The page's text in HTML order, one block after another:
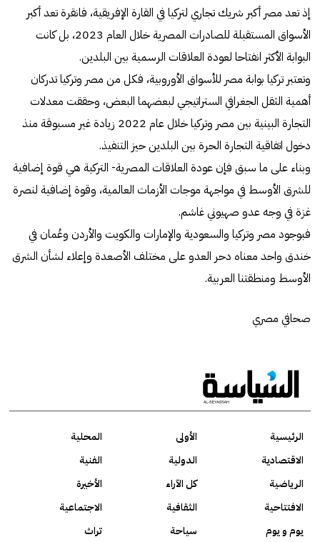
إذ تعد مصر أكبر شريك تجاري لتركيا في القارة الإفريقية، فانقرة تعد أكبر
الأسواق المستقبلة للصادرات المصرية خلال العام 2023، بل كانت
البوابة الأكثر انفتاحا لعودة العلاقات الرسمية بين البلدين.
وتعتبر تركيا بوابة مصر للأسواق الأوروبية، فكل من مصر وتركيا تدركان
أهمية الثقل الجغرافي الستراتيجي لبعضهما البعض، وحققت معدلات
التجارة البينية بين مصر وتركيا خلال عام 2022 زيادة غير مسبوقة منذ
دخول اتفاقية التجارة الحرة بين البلدين حيز التنفيذ.
وبناء على ما سبق فإن عودة العلاقات المصرية- التركية هي قوة إضافية
للشرق الأوسط في مواجهة موجات الأزمات العالمية، وقوة إضافية لنصرة
غزة في وجه عدو صهيوني غاشم.
فبوجود مصر وتركيا والسعودية والإمارات والكويت والأردن وعُمان في
خندق واحد معناه دحر العدو على مختلف الأصعدة وإعلاء لشأن الشرق
الأوسط ومنطقتنا العربية.
صحافي مصري
الرئيسية الأولى
المحلية
الاقتصادية
الدولية
الفنية
الرياضية
كل الآراء
الأخيرة
الافتتاحية
الثقافية
الاجتماعية
يوم و يوم
سياحة تراث